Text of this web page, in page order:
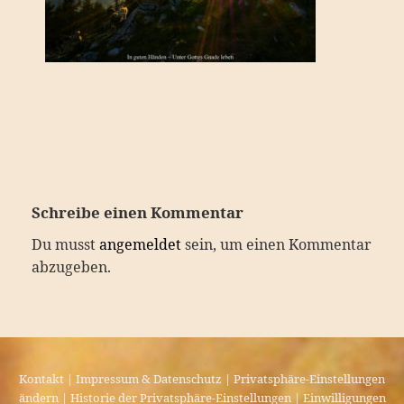
Schreibe einen Kommentar
Du musstangemeldetsein, um einen Kommentar
abzugeben.
Kontakt | Impressum & Datenschutz | Privatsphäre-Einstellungen
ändern| Historie der Privatsphäre-Einstellungen| Einwilligungen